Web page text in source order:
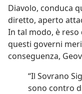
Diavolo, conduca
diretto, aperto
In tal modo, è
questi governi
conseguenza,
“Il Sovrano
sono contro